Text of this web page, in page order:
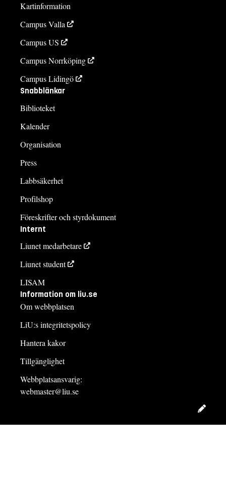
Kartinformation
Campus Valla
Campus US
Campus Norrköping
Campus Lidingö
Snabblänkar
Biblioteket
Kalender
Organisation
Press
Labbsäkerhet
Profilshop
Föreskrifter och styrdokument
Internt
Liunet medarbetare
Liunet student
LISAM
Information om liu.se
Om webbplatsen
LiU:s integritetspolicy
Hantera kakor
Tillgänglighet
Webbplatsansvarig:
webmaster@liu.se